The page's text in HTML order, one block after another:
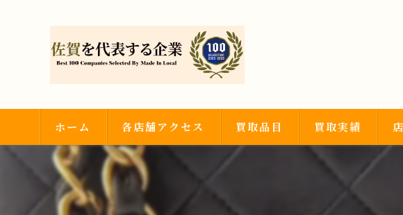
ホーム 各店舗アクセス
武雄店
神埼吉野ヶ里店
買取品目 買取実績